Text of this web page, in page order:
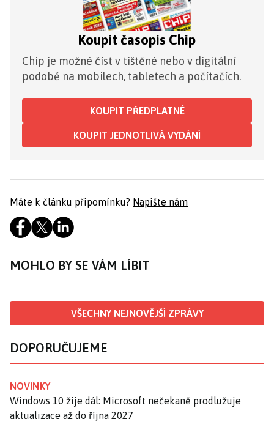
Koupit časopis Chip
Chip je možné číst v tištěné nebo v digitální
podobě na mobilech, tabletech a počítačích.
KOUPIT PŘEDPLATNÉ
KOUPIT JEDNOTLIVÁ VYDÁNÍ
Máte k článku připomínku? Napište nám
MOHLO BY SE VÁM LÍBIT
VŠECHNY NEJNOVĚJŠÍ ZPRÁVY
DOPORUČUJEME
NOVINKY
Windows 10 žije dál: Microsoft nečekaně prodlužuje
aktualizace až do října 2027